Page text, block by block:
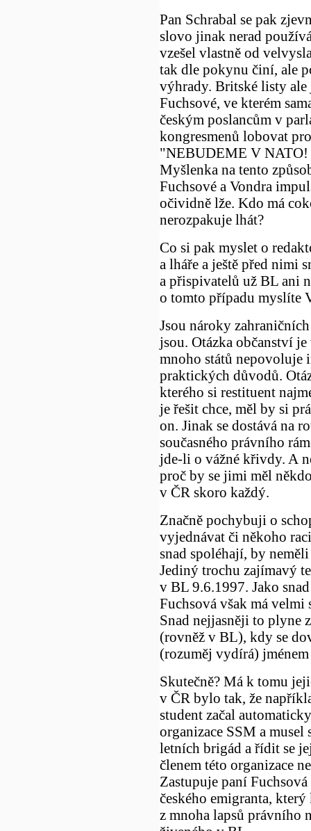
Pan Schrabal se pak
slovo jinak nerad
vzešel vlastně od
tak dle pokynu činí, ale
výhrady. Britské listy
Fuchsové, ve kterém
českým poslancům v
kongresmenů lobovat
"NEBUDEME V NATO!
Myšlenka na tento
Fuchsové a Vondra
očividně lže. Kdo má
nerozpakuje lhát?
Co si pak myslet o
a lháře a ještě před nimi
a přispivatelů už BL ani
o tomto případu myslíte
Jsou nároky
jsou. Otázka občanství
mnoho států nepovoluje
praktických důvodů.
kterého si restituent
je řešit chce, měl by si
on. Jinak se dostává na
současného právního
jde-li o vážné křivdy. A
proč by se jimi měl
v ČR skoro každý.
Značně pochybuji o
vyjednávat či někoho
snad spoléhají, by
Jediný trochu zajímavý
v BL 9.6.1997. Jako
Fuchsová však má velmi
Snad nejjasněji to plyne
(rovněž v BL), kdy se
(rozuměj vydírá)
Skutečně? Má k tomu
v ČR bylo tak, že
student začal
organizace SSM a
letních brigád a řídit se
členem této organizace
Zastupuje paní
českého emigranta,
z mnoha lapsů právního